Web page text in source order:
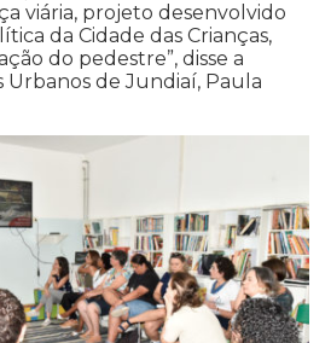
viária, projeto desenvolvido
da Cidade das Crianças,
do pedestre”, disse a
de Jundiaí, Paula